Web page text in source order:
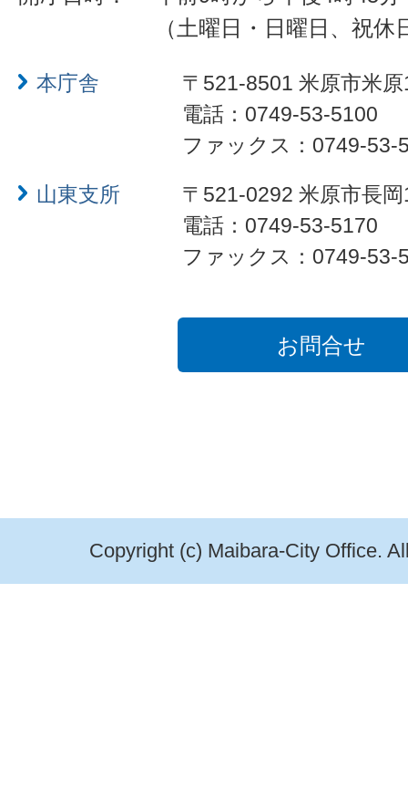
（土曜日・日曜日、祝
本庁舎
〒521-8501 米原市米
電話：0749-53-5100
ファックス：0749-53-
山東支所
〒521-0292 米原市長
電話：0749-53-5170
ファックス：0749-53-
お問合せ
Copyright (c) Maibara-City Office.